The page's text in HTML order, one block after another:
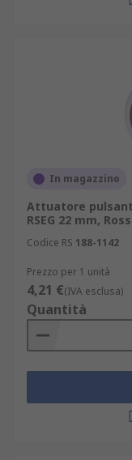
In magazzino
Attuatore
RSEG 22 mm,
Codice RS 188-1142
Prezzo per 1 unità
4,21 €(IVA esclusa)
Quantità